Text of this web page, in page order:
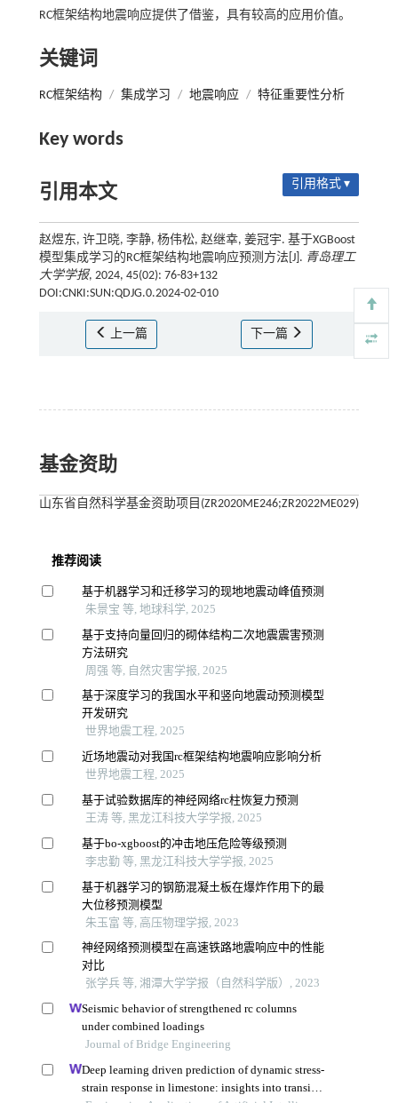
RC框架结构地震响应提供了借鉴，具有较高的应用价值。
关键词
RC框架结构 / 集成学习 / 地震响应 / 特征重要性分析
Key words
引用本文 引用格式 ▾
赵煜东, 许卫晓, 李静, 杨伟松, 赵继幸, 姜冠宇. 基于XGBoost
模型集成学习的RC框架结构地震响应预测方法[J]. 青岛理工
大学学报, 2024, 45(02): 76-83+132
DOI:CNKI:SUN:QDJG.0.2024-02-010
上一篇 下一篇
基金资助
山东省自然科学基金资助项目(ZR2020ME246;ZR2022ME029)